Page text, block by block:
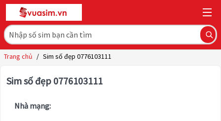
Trang chủ / Sim số đẹp 0776103111
Sim số đẹp 0776103111
Nhà mạng: